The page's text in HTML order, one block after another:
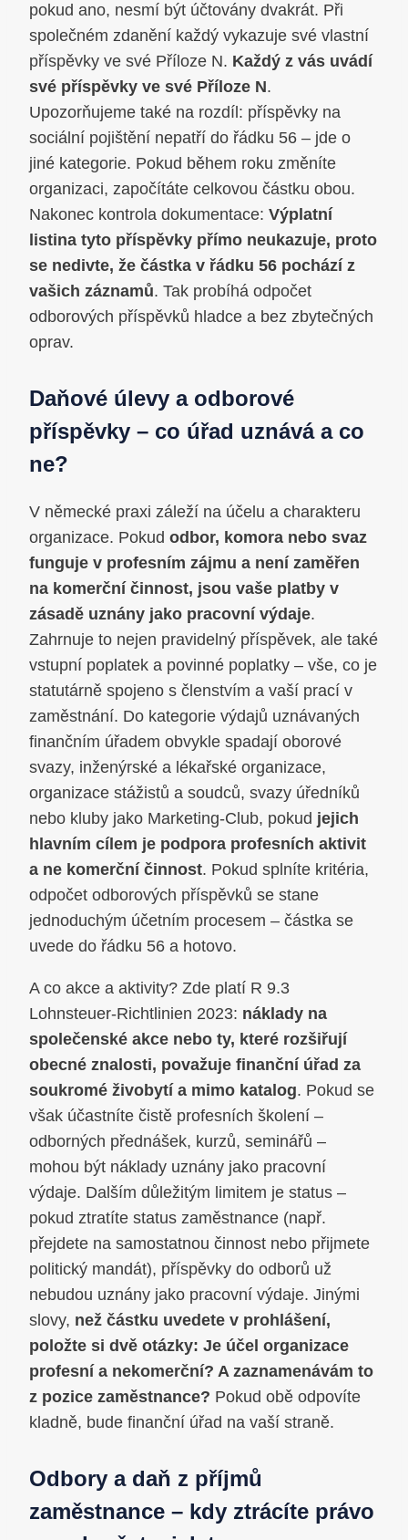
pokud ano, nesmí být účtovány dvakrát. Při
společném zdanění každý vykazuje své vlastní
příspěvky ve své Příloze N. Každý z vás uvádí
své příspěvky ve své Příloze N.
Upozorňujeme také na rozdíl: příspěvky na
sociální pojištění nepatří do řádku 56 – jde o
jiné kategorie. Pokud během roku změníte
organizaci, započítáte celkovou částku obou.
Nakonec kontrola dokumentace: Výplatní
listina tyto příspěvky přímo neukazuje, proto
se nedivte, že částka v řádku 56 pochází z
vašich záznamů. Tak probíhá odpočet
odborových příspěvků hladce a bez zbytečných
oprav.
Daňové úlevy a odborové
příspěvky – co úřad uznává a co
ne?
V německé praxi záleží na účelu a charakteru
organizace. Pokud odbor, komora nebo svaz
funguje v profesním zájmu a není zaměřen
na komerční činnost, jsou vaše platby v
zásadě uznány jako pracovní výdaje.
Zahrnuje to nejen pravidelný příspěvek, ale také
vstupní poplatek a povinné poplatky – vše, co je
statutárně spojeno s členstvím a vaší prací v
zaměstnání. Do kategorie výdajů uznávaných
finančním úřadem obvykle spadají oborové
svazy, inženýrské a lékařské organizace,
organizace stážistů a soudců, svazy úředníků
nebo kluby jako Marketing-Club, pokud jejich
hlavním cílem je podpora profesních aktivit
a ne komerční činnost. Pokud splníte kritéria,
odpočet odborových příspěvků se stane
jednoduchým účetním procesem – částka se
uvede do řádku 56 a hotovo.
A co akce a aktivity? Zde platí R 9.3
Lohnsteuer-Richtlinien 2023: náklady na
společenské akce nebo ty, které rozšiřují
obecné znalosti, považuje finanční úřad za
soukromé živobytí a mimo katalog. Pokud se
však účastníte čistě profesních školení –
odborných přednášek, kurzů, seminářů –
mohou být náklady uznány jako pracovní
výdaje. Dalším důležitým limitem je status –
pokud ztratíte status zaměstnance (např.
přejdete na samostatnou činnost nebo přijmete
politický mandát), příspěvky do odborů už
nebudou uznány jako pracovní výdaje. Jinými
slovy, než částku uvedete v prohlášení,
položte si dvě otázky: Je účel organizace
profesní a nekomerční? A zaznamenávám to
z pozice zaměstnance? Pokud obě odpovíte
kladně, bude finanční úřad na vaší straně.
Odbory a daň z příjmů
zaměstnance – kdy ztrácíte právo